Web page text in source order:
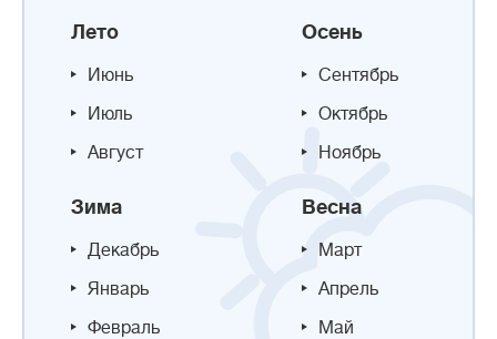
Лето
Июнь
Июль
Август
Осень
Сентябрь
Октябрь
Ноябрь
Зима
Декабрь
Январь
Февраль
Весна
Март
Апрель
Май